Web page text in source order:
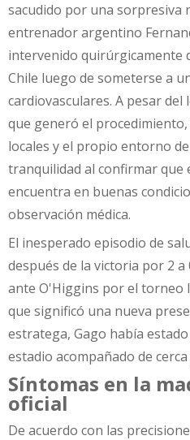
sacudido por una sorpresiva
entrenador argentino
intervenido quirúrgicamente
Chile luego de someterse a
cardiovasculares. A pesar
que generó el
locales y el propio entorno
tranquilidad al confirmar que
encuentra en buenas
observación médica.
El inesperado episodio de
después de la victoria por 2 a
ante O'Higgins por el torneo
que significó una nueva
estratega, Gago había
estadio acompañado de
Síntomas en la
oficial
De acuerdo con las